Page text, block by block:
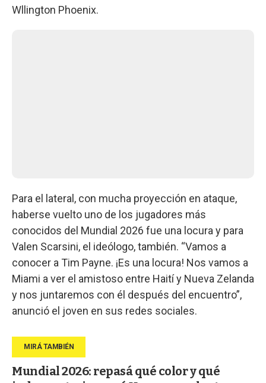
Wllington Phoenix.
Para el lateral, con mucha proyección en ataque,
haberse vuelto uno de los jugadores más
conocidos del Mundial 2026 fue una locura y para
Valen Scarsini, el ideólogo, también. “Vamos a
conocer a Tim Payne. ¡Es una locura! Nos vamos a
Miami a ver el amistoso entre Haití y Nueva Zelanda
y nos juntaremos con él después del encuentro”,
anunció el joven en sus redes sociales.
Mundial 2026: repasá qué color y qué